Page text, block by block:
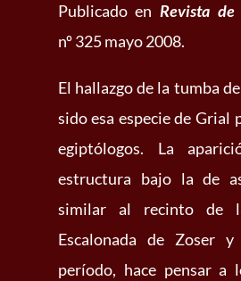
Publicado en Revista de
nº 325 mayo 2008.
El hallazgo de la tumba
sido esa especie de Grial
egiptólogos. La
estructura bajo la de
similar al recinto de
Escalonada de Zoser
período, hace pensar a